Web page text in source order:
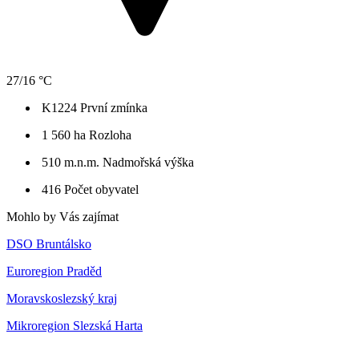
27/16 °C
K1224 První zmínka
1 560 ha Rozloha
510 m.n.m. Nadmořská výška
416 Počet obyvatel
Mohlo by Vás zajímat
DSO Bruntálsko
Euroregion Praděd
Moravskoslezský kraj
Mikroregion Slezská Harta